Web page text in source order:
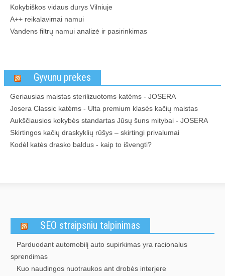
Kokybiškos vidaus durys Vilniuje
A++ reikalavimai namui
Vandens filtrų namui analizė ir pasirinkimas
Gyvunu prekes
Geriausias maistas sterilizuotoms katėms - JOSERA
Josera Classic katėms - Ulta premium klasės kačių maistas
Aukščiausios kokybės standartas Jūsų šuns mitybai - JOSERA
Skirtingos kačių draskyklių rūšys – skirtingi privalumai
Kodėl katės drasko baldus - kaip to išvengti?
SEO straipsniu talpinimas
Parduodant automobilį auto supirkimas yra racionalus
sprendimas
Kuo naudingos nuotraukos ant drobės interjere